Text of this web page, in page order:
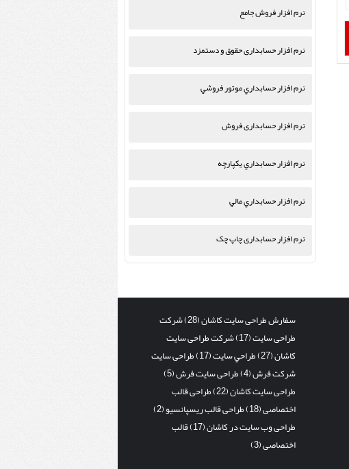
نرم افزار فروش جامع
نرم افزار حسابداری حقوق و دستمزد
نرم افزار حسابداري موتور فروشي
نرم افزار حسابداری فروش
نرم افزار حسابداري يكپارچه
نرم افزار حسابداري مالي
نرم افزار حسابداری چاپ چک
سفارش طراحی سایت کاشان(28)
شرکت
طراحی سایت(17)
شرکت طراحی سایت
کاشان(27) طراحي سايت(17)
طراحی سایت
شرکت فرش(4) طراحی سایت فرش(5)
طراحی سایت کاشان(22)
طراحی قالب
اختصاصی(18) طراحی قالب ریسپانسیو(2)
طراحی وب سایت در کاشان(17)
قالب
اختصاصی(3)